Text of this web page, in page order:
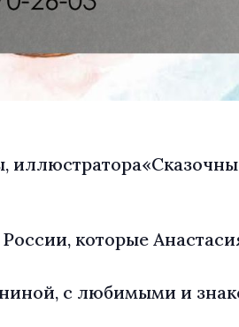
которые
с любимыми и